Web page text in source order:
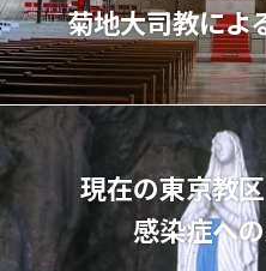
菊地⼤司教によ
現在の東京教
感染症へ